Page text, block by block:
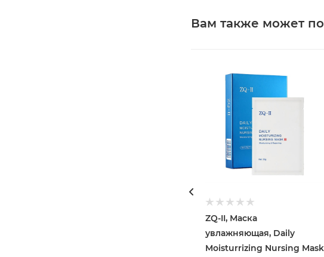
Вам также может
ZQ-II, Маска
увлажняющая, Daily
Moisturrizing Nursing Mask